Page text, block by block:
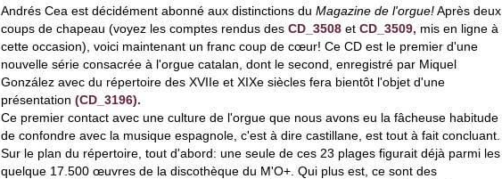
Andrés Cea est décidément abonné aux distinctions du Magazine de l'orgue!Après deux
coups de chapeau (voyez les comptes rendus des CD_3508 et CD_3509, mis en ligne à
cette occasion), voici maintenant un franc coup de cœur! Ce CD est le premier d'une
nouvelle série consacrée à l'orgue catalan, dont le second, enregistré par Miquel
González avec du répertoire des XVIIe et XIXe siècles fera bientôt l'objet d'une
présentation (CD_3196).
Ce premier contact avec une culture de l'orgue que nous avons eu la fâcheuse habitude
de confondre avec la musique espagnole, c'est à dire castillane, est tout à fait concluant.
Sur le plan du répertoire, tout d'abord: une seule de ces 23 plages figurait déjà parmi les
quelque 17.500 œuvres de la discothèque du M'O+. Qui plus est, ce sont des